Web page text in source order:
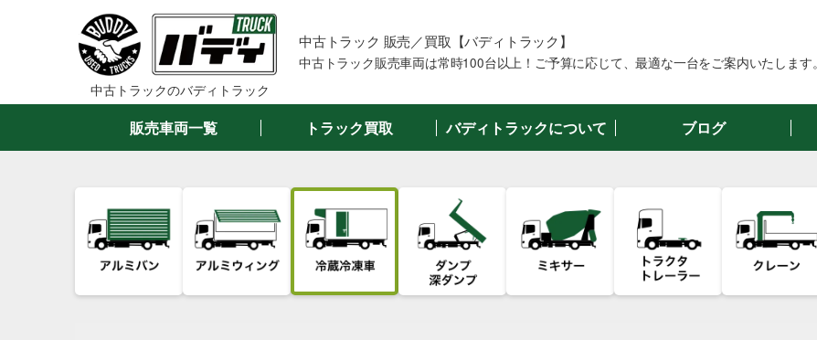
中古トラックのバディトラック
中古トラック 販売／買取【バディトラック】
中古トラック販売車両は常時100台以上！ご予算に応じて、最適な一台をご案内いたします。
販売車両一覧 トラック買取 バディトラックについて ブログ